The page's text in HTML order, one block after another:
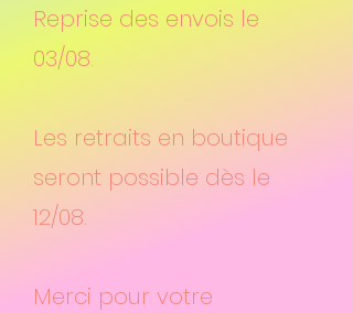
Reprise des envois le
03/08.
Les retraits en boutique
seront possible dès le
12/08.
Merci pour votre